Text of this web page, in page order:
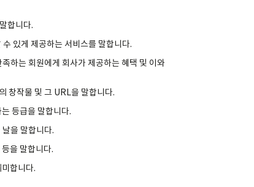
합니다.
있게 제공하는 서비스를 말합니다.
하는 회원에게 회사가 제공하는 혜택 및 이와
창작물 및 그 URL을 말합니다.
등급을 말합니다.
을 말합니다.
을 말합니다.
합니다.